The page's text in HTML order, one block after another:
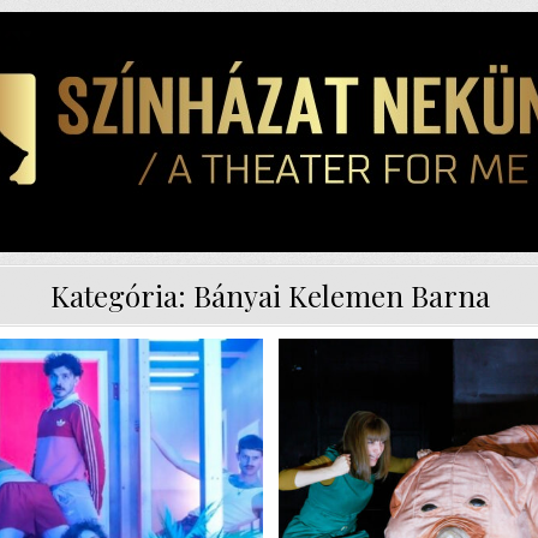
Kategória: Bányai Kelemen Barna